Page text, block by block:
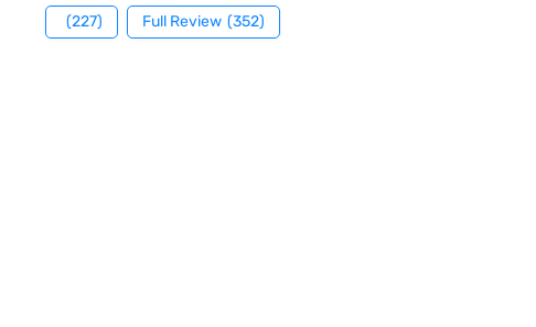
(227) Full Review (352)